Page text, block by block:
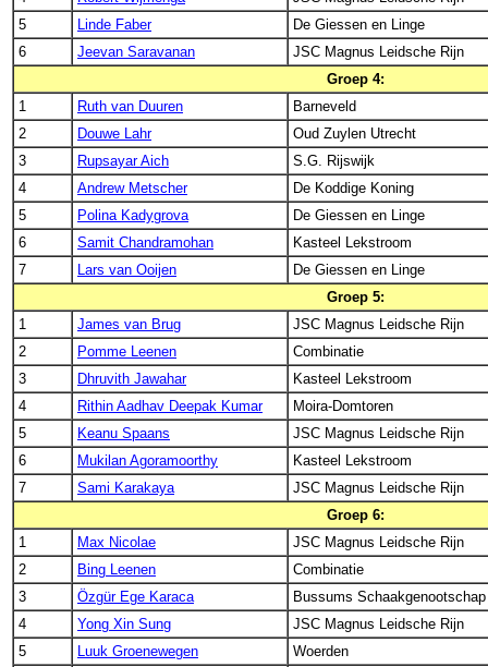
5
Linde Faber
De Giessen en Linge
6
Jeevan Saravanan
JSC Magnus Leidsche Rijn
Groep 4:
1
Ruth van Duuren
Barneveld
2
Douwe Lahr
Oud Zuylen Utrecht
3
Rupsayar Aich
S.G. Rijswijk
4
Andrew Metscher
De Koddige Koning
5
Polina Kadygrova
De Giessen en Linge
6
Samit Chandramohan
Kasteel Lekstroom
7
Lars van Ooijen
De Giessen en Linge
Groep 5:
1
James van Brug
JSC Magnus Leidsche Rijn
2
Pomme Leenen
Combinatie
3
Dhruvith Jawahar
Kasteel Lekstroom
4
Rithin Aadhav Deepak Kumar
Moira-Domtoren
5
Keanu Spaans
JSC Magnus Leidsche Rijn
6
Mukilan Agoramoorthy
Kasteel Lekstroom
7
Sami Karakaya
JSC Magnus Leidsche Rijn
Groep 6:
1
Max Nicolae
JSC Magnus Leidsche Rijn
2
Bing Leenen
Combinatie
3
Özgür Ege Karaca
Bussums Schaakgenootschap
4
Yong Xin Sung
JSC Magnus Leidsche Rijn
5
Luuk Groenewegen
Woerden